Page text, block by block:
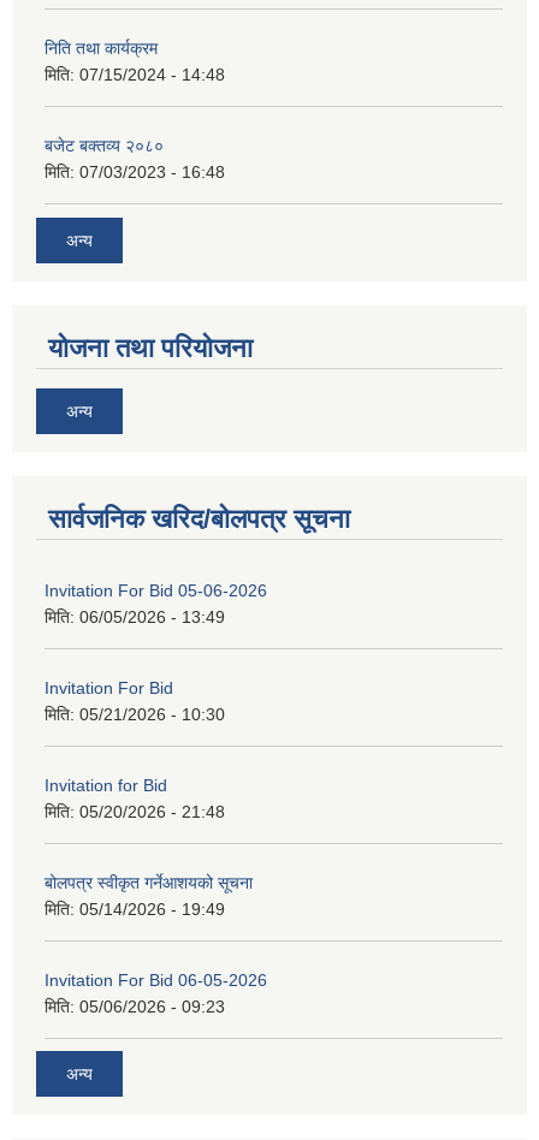
निति तथा कार्यक्रम
मिति: 07/15/2024 - 14:48
बजेट बक्तव्य २०८०
मिति: 07/03/2023 - 16:48
अन्य
योजना तथा परियोजना
अन्य
सार्वजनिक खरिद/बोलपत्र सूचना
Invitation For Bid 05-06-2026
मिति: 06/05/2026 - 13:49
Invitation For Bid
मिति: 05/21/2026 - 10:30
Invitation for Bid
मिति: 05/20/2026 - 21:48
बोलपत्र स्वीकृत गर्नेआशयको सूचना
मिति: 05/14/2026 - 19:49
Invitation For Bid 06-05-2026
मिति: 05/06/2026 - 09:23
अन्य